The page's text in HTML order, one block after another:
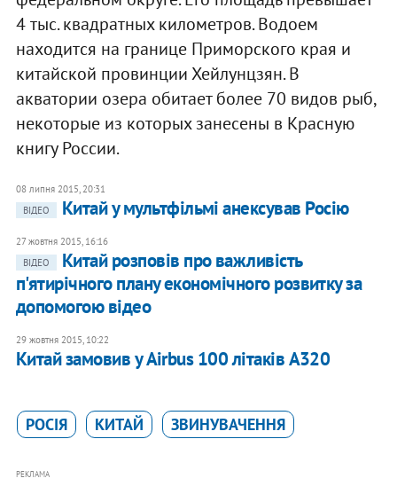
4 тыс. квадратных километров. Водоем
находится на границе Приморского края и
китайской провинции Хейлунцзян. В
акватории озера обитает более 70 видов рыб,
некоторые из которых занесены в Красную
книгу России.
08 липня 2015, 20:31
ВІДЕО
Китай у мультфільмі анексував Росію
27 жовтня 2015, 16:16
ВІДЕО
Китай розповів про важливість
п'ятирічного плану економічного розвитку за
допомогою відео
29 жовтня 2015, 10:22
Китай замовив у Airbus 100 літаків A320
РОСІЯ КИТАЙ ЗВИНУВАЧЕННЯ
РЕКЛАМА